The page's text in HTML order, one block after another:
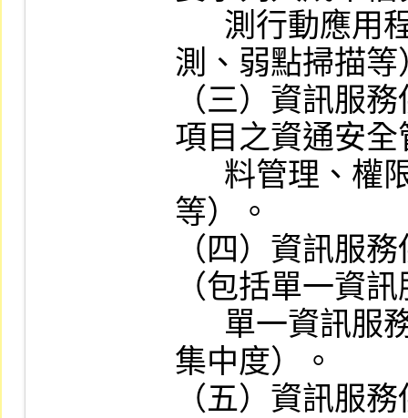
測、弱點掃描等
（三）資訊服
項目之資通安
等）。
（四）資訊服
（包括單一資
集中度）。
（五）資訊服